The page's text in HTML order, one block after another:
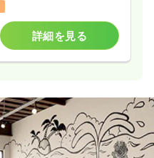
詳細を見る